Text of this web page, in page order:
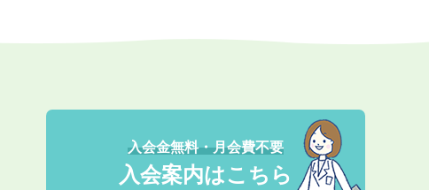
入会金無料・月会費不要
入会案内はこちら